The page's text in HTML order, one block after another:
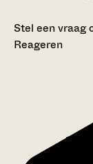
Stel een vraag
Reageren